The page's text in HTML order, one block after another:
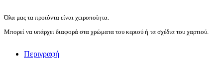
Όλα μας τα προϊόντα είναι χειροποίητα.
Μπορεί να υπάρχει διαφορά στα χρώματα του κεριού ή τα σχέδια του χαρτιού.
Περιγραφή